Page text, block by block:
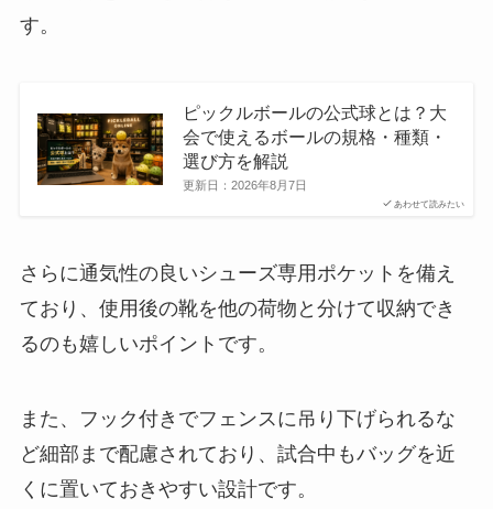
す。
あわせて読みたい
ピックルボールの公式球とは？大
会で使えるボールの規格・種類・
選び方を解説
更新日： 2026年8月7日
さらに通気性の良いシューズ専用ポケットを備え
ており、使用後の靴を他の荷物と分けて収納でき
るのも嬉しいポイントです。
また、フック付きでフェンスに吊り下げられるな
ど細部まで配慮されており、試合中もバッグを近
くに置いておきやすい設計です。